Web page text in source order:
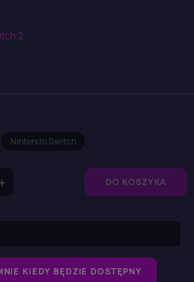
2
Nintendo Switch
DO KOSZYKA
KIEDY BĘDZIE DOSTĘPNY